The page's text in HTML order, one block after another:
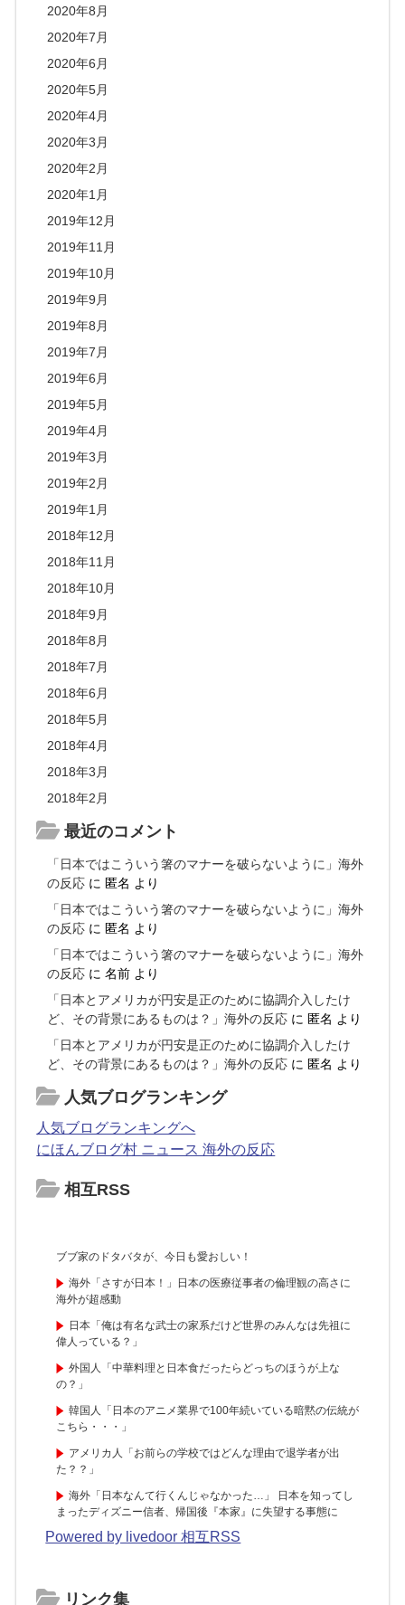
2020年8月
2020年7月
2020年6月
2020年5月
2020年4月
2020年3月
2020年2月
2020年1月
2019年12月
2019年11月
2019年10月
2019年9月
2019年8月
2019年7月
2019年6月
2019年5月
2019年4月
2019年3月
2019年2月
2019年1月
2018年12月
2018年11月
2018年10月
2018年9月
2018年8月
2018年7月
2018年6月
2018年5月
2018年4月
2018年3月
2018年2月
最近のコメント
「日本ではこういう箸のマナーを破らないように」海外
の反応 に匿名 より
「日本ではこういう箸のマナーを破らないように」海外
の反応 に匿名 より
「日本ではこういう箸のマナーを破らないように」海外
の反応 に名前 より
「日本とアメリカが円安是正のために協調介入したけ
ど、その背景にあるものは？」海外の反応 に匿名 より
「日本とアメリカが円安是正のために協調介入したけ
ど、その背景にあるものは？」海外の反応 に匿名 より
人気ブログランキング
人気ブログランキングへ
にほんブログ村 ニュース 海外の反応
相互RSS
ブブ家のドタバタが、今日も愛おしい！
海外「さすが日本！」日本の医療従事者の倫理観の高さに
海外が超感動
日本「俺は有名な武士の家系だけど世界のみんなは先祖に
偉人っている？」
外国人「中華料理と日本食だったらどっちのほうが上な
の？」
韓国人「日本のアニメ業界で100年続いている暗黙の伝統が
こちら・・・」
アメリカ人「お前らの学校ではどんな理由で退学者が出
た？？」
海外「日本なんて行くんじゃなかった…」 日本を知ってし
まったディズニー信者、帰国後『本家』に失望する事態に
Powered by livedoor 相互RSS
リンク集